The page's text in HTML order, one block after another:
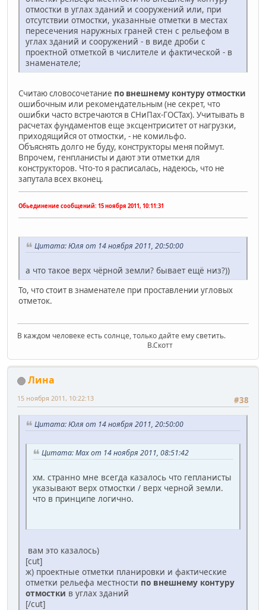
отмостки в углах зданий и сооружений или, при
отсутствии отмостки, указанные отметки в местах
пересечения наружных граней стен с рельефом в
углах зданий и сооружений - в виде дроби с
проектной отметкой в числителе и фактической - в
знаменателе;
Считаю словосочетание по внешнему контуру отмостки
ошибочным или рекомендательным (не секрет, что
ошибки часто встречаются в СНиПах-ГОСТах). Учитывать в
расчетах фундаментов еще эксцентриситет от нагрузки,
приходящийся от отмостки, - не комильфо.
Объяснять долго не буду, конструкторы меня поймут.
Впрочем, генпланисты и дают эти отметки для
конструкторов. Что-то я расписалась, надеюсь, что не
запутала всех вконец.
Обьединение сообщений: 15 ноября 2011, 10:11:31
Цитата: Юля от 14 ноября 2011, 20:50:00
а что такое верх чёрной земли? бывает ещё низ?))
То, что стоит в знаменателе при проставлении угловых
отметок.
В каждом человеке есть солнце, только дайте ему светить.
В.Скотт
Лина
#38
15 ноября 2011, 10:22:13
Цитата: Юля от 14 ноября 2011, 20:50:00
Цитата: Max от 14 ноября 2011, 08:51:42
хм. странно мне всегда казалось что гепланисты
указывают верх отмостки / верх черной земли.
что в принципе логично.
вам это казалось)
[cut]
ж) проектные отметки планировки и фактические
отметки рельефа местности по внешнему контуру
отмостки в углах зданий
[/cut]